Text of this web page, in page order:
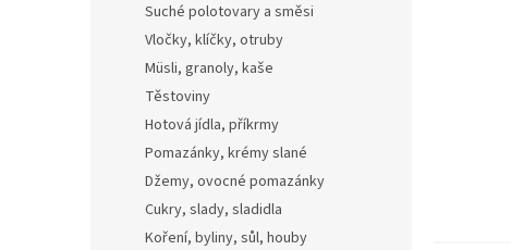
Suché polotovary a směsi
Vločky, klíčky, otruby
Müsli, granoly, kaše
Těstoviny
Hotová jídla, příkrmy
Pomazánky, krémy slané
Džemy, ovocné pomazánky
Cukry, slady, sladidla
Koření, byliny, sůl, houby